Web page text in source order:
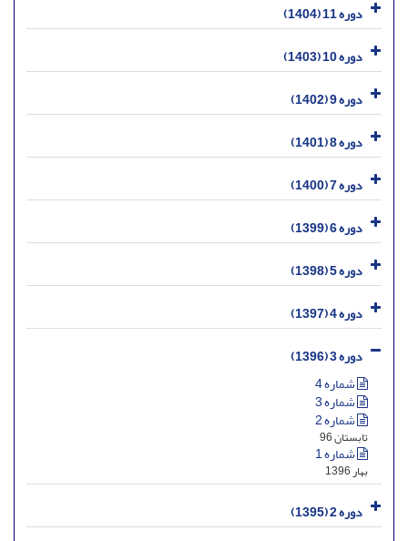
دوره 11 (1404)
دوره 10 (1403)
دوره 9 (1402)
دوره 8 (1401)
دوره 7 (1400)
دوره 6 (1399)
دوره 5 (1398)
دوره 4 (1397)
دوره 3 (1396)
شماره 4
شماره 3
شماره 2
تابستان 96
شماره 1
بهار 1396
دوره 2 (1395)